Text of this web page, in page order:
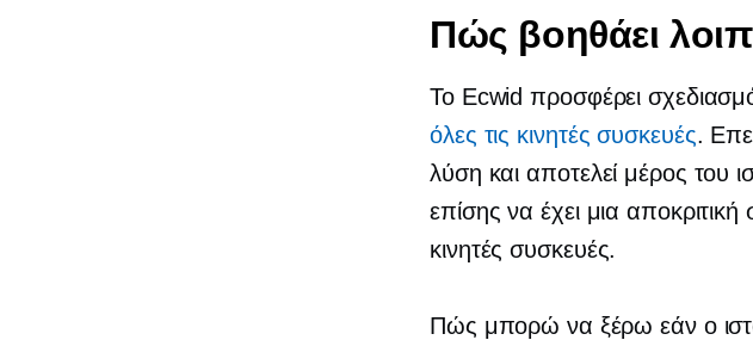
Πώς βοηθάει
Το Ecwid προσφέρει
όλες τις κινητές συσκευές.
λύση και αποτελεί μέρος του
επίσης να έχει μια
κινητές συσκευές.
Πώς μπορώ να ξέρω εάν ο